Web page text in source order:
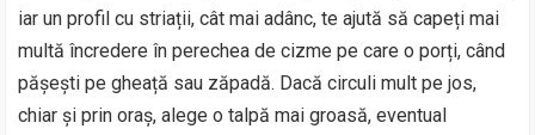
iar un profil cu striații, cât mai adânc, te ajută să capeți mai
multă încredere în perechea de cizme pe care o porți, când
pășești pe gheață sau zăpadă. Dacă circuli mult pe jos,
chiar și prin oraș, alege o talpă mai groasă, eventual